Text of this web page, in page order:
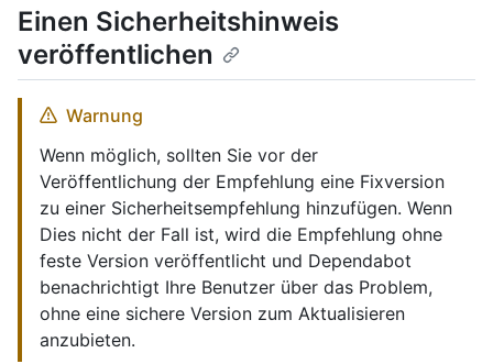
Einen Sicherheitshinweis
veröffentlichen
Warnung
Wenn möglich, sollten Sie vor der
Veröffentlichung der Empfehlung eine Fixversion
zu einer Sicherheitsempfehlung hinzufügen. Wenn
Dies nicht der Fall ist, wird die Empfehlung ohne
feste Version veröffentlicht und Dependabot
benachrichtigt Ihre Benutzer über das Problem,
ohne eine sichere Version zum Aktualisieren
anzubieten.